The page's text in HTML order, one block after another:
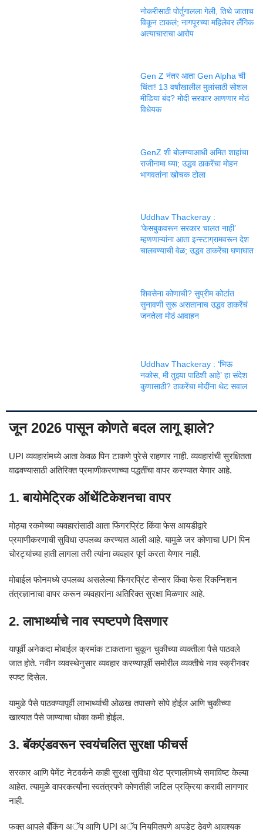
नोकरीसाठी पोर्तुगालला गेली, तिथे जाताच
विकून टाकलं; नागपूरच्या महिलेवर लैंगिक
अत्याचाराचा आरोप
Gen Z नंतर आता Gen Alpha ची
चिंता! 13 वर्षांखालील मुलांसाठी सोशल
मीडिया बंद? मोदी सरकार आणणार मोठं
विधेयक
GenZ शी बोलण्याआधी अमित शाहांचा
राजीनामा घ्या; उद्धव ठाकरेंचा मोहन
भागवतांना खोचक टोला
Uddhav Thackeray :
‘फेसबुकवरून सरकार चालत नाही’
म्हणणाऱ्यांना आता इन्स्टाग्रामवरून देश
चालवण्याची वेळ; उद्धव ठाकरेंचा घणाघात
शिवसेना कोणाची? सुप्रीम कोर्टात
सुनावणी सुरू असतानाच उद्धव ठाकरेंचं
जनतेला मोठं आवाहन
Uddhav Thackeray : ‘भिऊ
नकोस, मी तुझ्या पाठिशी आहे’ हा संदेश
कुणासाठी? ठाकरेंचा मोदींना थेट सवाल
जून 2026 पासून कोणते बदल लागू झाले?
UPI व्यवहारांमध्ये आता केवळ पिन टाकणे पुरेसे राहणार नाही. व्यवहारांची सुरक्षितता
वाढवण्यासाठी अतिरिक्त प्रमाणीकरणाच्या पद्धतींचा वापर करण्यात येणार आहे.
1. बायोमेट्रिक ऑथेंटिकेशनचा वापर
मोठ्या रकमेच्या व्यवहारांसाठी आता फिंगरप्रिंट किंवा फेस आयडीद्वारे
प्रमाणीकरणाची सुविधा उपलब्ध करण्यात आली आहे. यामुळे जर कोणाचा UPI पिन
चोरट्यांच्या हाती लागला तरी त्यांना व्यवहार पूर्ण करता येणार नाही.
मोबाईल फोनमध्ये उपलब्ध असलेल्या फिंगरप्रिंट सेन्सर किंवा फेस रिकग्निशन
तंत्रज्ञानाचा वापर करून व्यवहारांना अतिरिक्त सुरक्षा मिळणार आहे.
2. लाभार्थ्याचे नाव स्पष्टपणे दिसणार
यापूर्वी अनेकदा मोबाईल क्रमांक टाकताना चुकून चुकीच्या व्यक्तीला पैसे पाठवले
जात होते. नवीन व्यवस्थेनुसार व्यवहार करण्यापूर्वी समोरील व्यक्तीचे नाव स्क्रीनवर
स्पष्ट दिसेल.
यामुळे पैसे पाठवण्यापूर्वी लाभार्थ्याची ओळख तपासणे सोपे होईल आणि चुकीच्या
खात्यात पैसे जाण्याचा धोका कमी होईल.
3. बॅकएंडवरून स्वयंचलित सुरक्षा फीचर्स
सरकार आणि पेमेंट नेटवर्कने काही सुरक्षा सुविधा थेट प्रणालीमध्ये समाविष्ट केल्या
आहेत. त्यामुळे वापरकर्त्यांना स्वतंत्रपणे कोणतीही जटिल प्रक्रिया करावी लागणार
नाही.
फक्त आपले बँकिंग अॅप आणि UPI अॅप नियमितपणे अपडेट ठेवणे आवश्यक